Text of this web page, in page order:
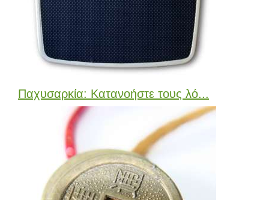
Παχυσαρκία: Κατανοήστε τους λό...